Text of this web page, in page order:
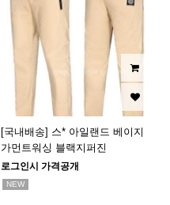
[국내배송] 스* 아일랜드 베이지
가먼트워싱 블랙지퍼진
로그인시 가격공개
NEW